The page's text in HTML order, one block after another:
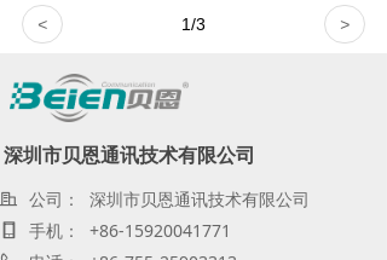
< >
1/3
深圳市贝恩通讯技术有限公司
公司：
深圳市贝恩通讯技术有限公司
手机：
+86-15920041771